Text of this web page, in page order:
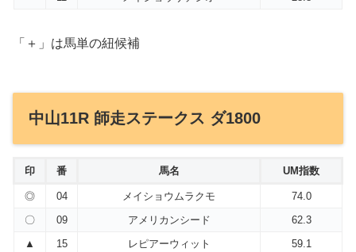
「＋」は馬単の紐候補
中山11R 師走ステークス ダ1800
印 番 馬名 UM指数
◎ 04 メイショウムラクモ
74.0
〇
09 アメリカンシード
62.3
▲
15 レピアーウィット
59.1